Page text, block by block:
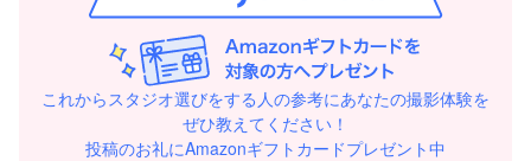
これからスタジオ選びをする人の参考にあなたの撮影体験を
ぜひ教えてください！
投稿のお礼にAmazonギフトカードプレゼント中